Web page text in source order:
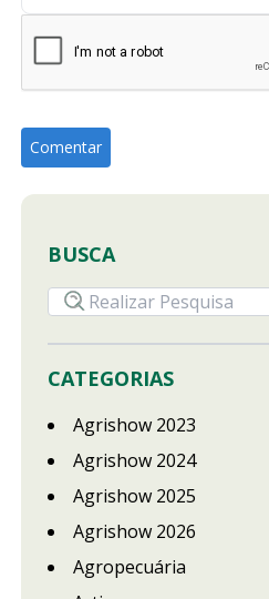
BUSCA
CATEGORIAS
Agrishow 2023
Agrishow 2024
Agrishow 2025
Agrishow 2026
Agropecuária